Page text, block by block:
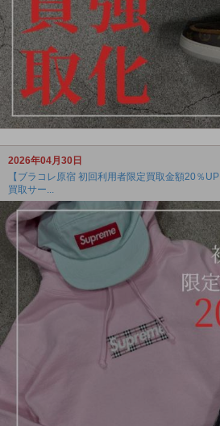
2026年04月30日
【ブラコレ原宿 初回利用者限定買取金額20％
買取サー...